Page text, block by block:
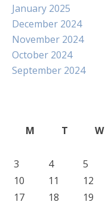
January 2025
December 2024
November 2024
October 2024
September 2024
M
T W
3
4 5
10
11 12
17
18 19